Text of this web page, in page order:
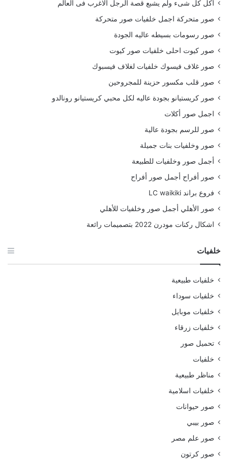
أكل كل شىء ولم يشبع قصة الرجل الاغرب فى العالم
صور متحركة اجمل خلفيات صور متحركة
صور رسومات بسيطه عاليه الجودة
صور كيوت احلى خلفيات صور كيوت
صور غلاف فيسوك خلفيات لغلاف فيسبوك
صور قلب مكسور حزينة للمجروحين
صور كريستيانو بجودة عاليه لكل محبي كريستيانو رونالدو
اجمل صور أكلات
صور للرسم بجودة عالية
صور وخلفيات بنات جميلة
أجمل صور وخلفيات للطبيعة
صور أفراح أجمل صور أفراح
فروع براند LC waikiki
صور الأهلي أجمل صور وخلفيات للأهلي
اشكال ركنات مودرن 2022 بتصميمات رائعة
خلفيات
خلفيات طبيعية
خلفيات سوداء
خلفيات موبايل
خلفيات زرقاء
تحميل صور
خلفيات
مناظر طبيعية
خلفيات اسلامية
صور حيوانات
صور بيبي
صور علم مصر
صور كرتون